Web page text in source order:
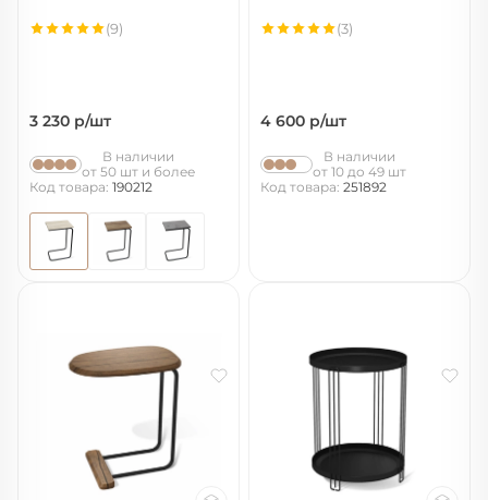
3 230 р/шт
(9)
В наличии
от 50 шт и более
Код товара: 190212
4 600 р/шт
(3)
В наличии
от 10 до 49 шт
Код товара: 251892